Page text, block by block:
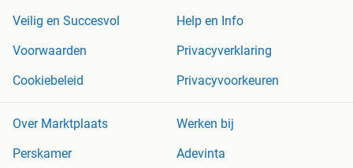
Veilig en Succesvol
Help en Info
Voorwaarden
Privacyverklaring
Cookiebeleid
Privacyvoorkeuren
Over Marktplaats
Werken bij
Perskamer
Adevinta